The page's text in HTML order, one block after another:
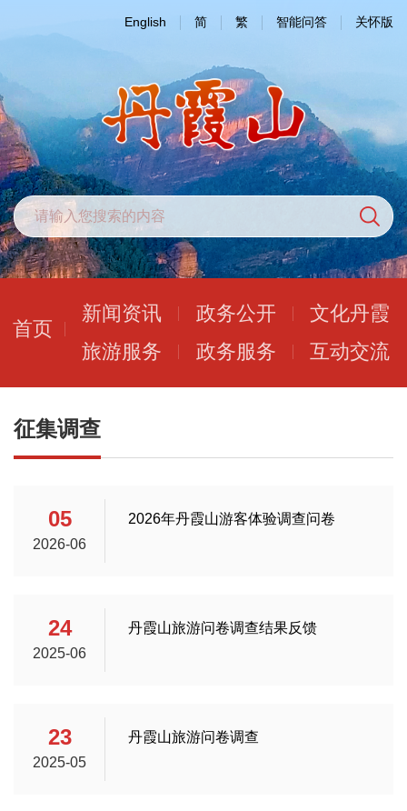
English 简 繁 智能问答 关怀版
首页
新闻资讯 政务公开
文化丹霞
旅游服务
政务服务 互动交流
征集调查
2026年丹霞山游客体验调查问卷
05
2026-06
丹霞山旅游问卷调查结果反馈
24
2025-06
丹霞山旅游问卷调查
23
2025-05